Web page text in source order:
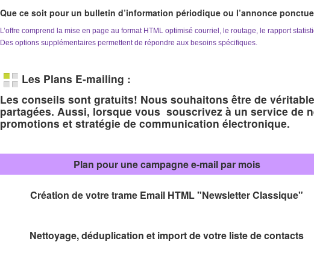
Que ce soit pour un bulletin d’information périodique ou l’annonce
L’offre comprend la mise en page au format HTML optimisé courriel, le routage, le rapport
Des options supplémentaires permettent de répondre aux besoins spécifiques.
Les Plans E-mailing :
Les conseils sont gratuits! Nous souhaitons être de
partagées. Aussi, lorsque vous souscrivez à un service de
promotions et stratégie de communication électronique.
Plan pour une campagne e-mail par mois
Création de votre trame Email HTML "Newsletter Classique"
Nettoyage, déduplication et import de votre liste de contacts